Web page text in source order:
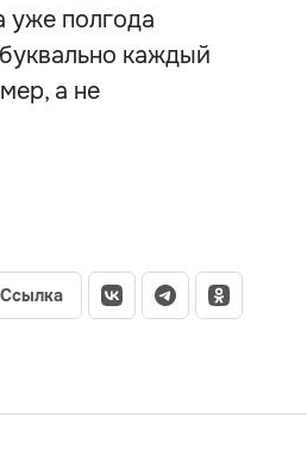
уже полгода
каждый
а не
Ссылка